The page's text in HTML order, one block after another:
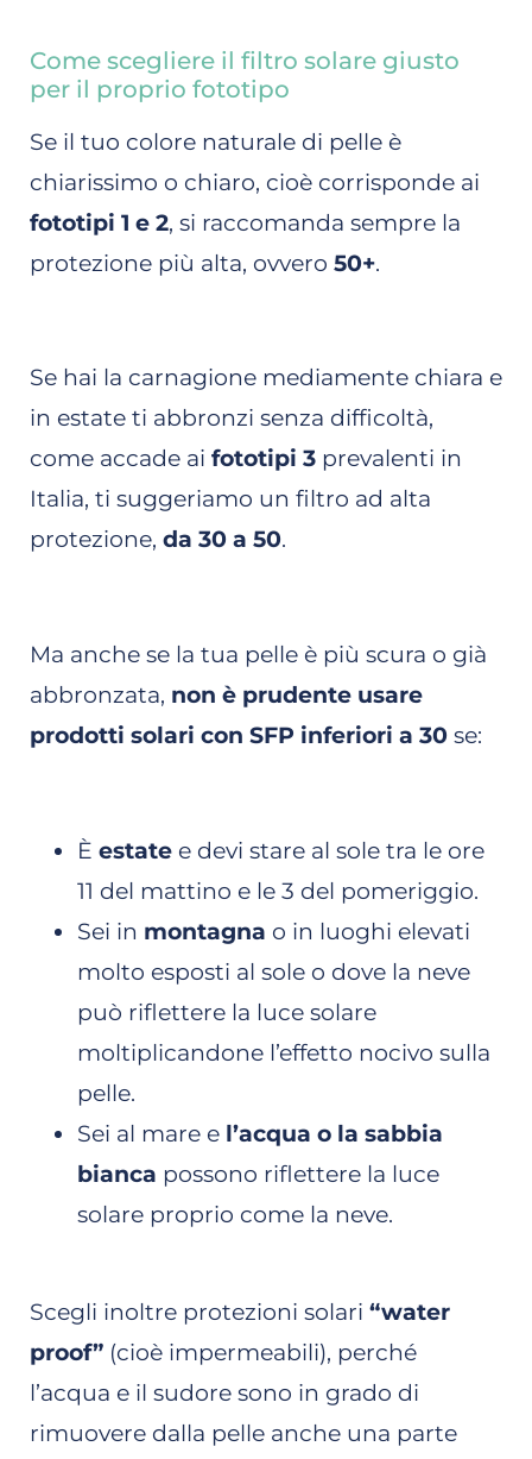
Come scegliere il filtro solare giusto
per il proprio fototipo
Se il tuo colore naturale di pelle è
chiarissimo o chiaro, cioè corrisponde ai
fototipi 1 e 2, si raccomanda sempre la
protezione più alta, ovvero 50+.
Se hai la carnagione mediamente chiara e
in estate ti abbronzi senza difficoltà,
come accade ai fototipi 3 prevalenti in
Italia, ti suggeriamo un filtro ad alta
protezione, da 30 a 50.
Ma anche se la tua pelle è più scura o già
abbronzata, non è prudente usare
prodotti solari con SFP inferiori a 30 se:
È estate e devi stare al sole tra le ore
11 del mattino e le 3 del pomeriggio.
Sei in montagna o in luoghi elevati
molto esposti al sole o dove la neve
può riflettere la luce solare
moltiplicandone l’effetto nocivo sulla
pelle.
Sei al mare e l’acqua o la sabbia
bianca possono riflettere la luce
solare proprio come la neve.
Scegli inoltre protezioni solari “water
proof” (cioè impermeabili), perché
l’acqua e il sudore sono in grado di
rimuovere dalla pelle anche una parte